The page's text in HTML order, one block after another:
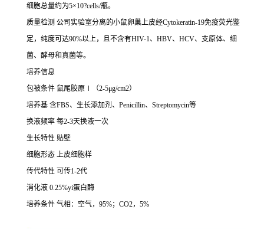
细胞总量约为5×10?cells/瓶。
质量检测 公司实验室分离的小鼠卵巢上皮经Cytokeratin-19免疫荧光鉴
定，纯度可达90%以上，且不含有HIV-1、HBV、HCV、支原体、细
菌、酵母和真菌等。
培养信息
包被条件 鼠尾胶原 Ⅰ（2-5μg/cm2）
培养基 含FBS、生长添加剂、Penicillin、Streptomycin等
换液频率 每2-3天换液一次
生长特性 贴壁
细胞形态 上皮细胞样
传代特性 可传1-2代
消化液 0.25%yi蛋白酶
培养条件 气相：空气， 95%；CO2，5%